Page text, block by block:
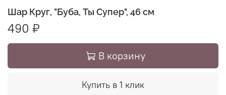
Шар Круг, "Буба, Ты Супер", 46 см
490 ₽
В корзину
Купить в 1 клик